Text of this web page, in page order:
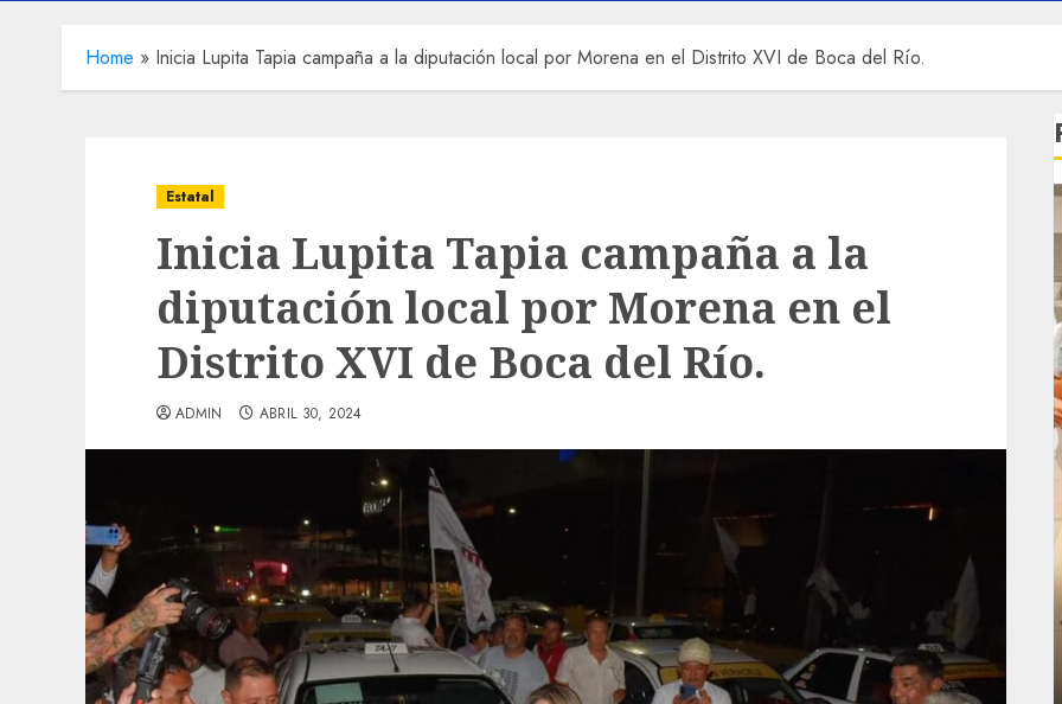
Home » Inicia Lupita Tapia campaña a la diputación local por Morena en el Distrito XVI de Boca del Río.
Estatal
Inicia Lupita Tapia campaña a la
diputación local por Morena en el
Distrito XVI de Boca del Río.
ADMIN ABRIL 30, 2024
Local
Obra de pavimentación de San Marcial será
mejorada. Interviene CASF
ADMIN JULIO 27, 2026 0
Reviven la historia de Fortín, con exposición
de la cronista Minerva Salas.
ADMIN JULIO 31, 2026